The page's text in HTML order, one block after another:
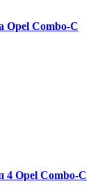
Opel Combo-С
4 Opel Combo-С